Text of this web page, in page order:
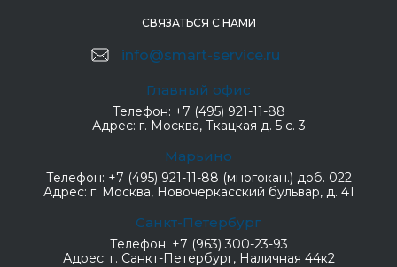
СВЯЗАТЬСЯ С НАМИ
info@smart-service.ru
Главный офис
Телефон: +7 (495) 921-11-88
Адрес: г. Москва, Ткацкая д. 5 с. 3
Марьино
Телефон: +7 (495) 921-11-88 (многокан.) доб. 022
Адрес: г. Москва, Новочеркасский бульвар, д. 41
Санкт-Петербург
Телефон: +7 (963) 300-23-93
Адрес: г. Санкт-Петербург, Наличная 44к2